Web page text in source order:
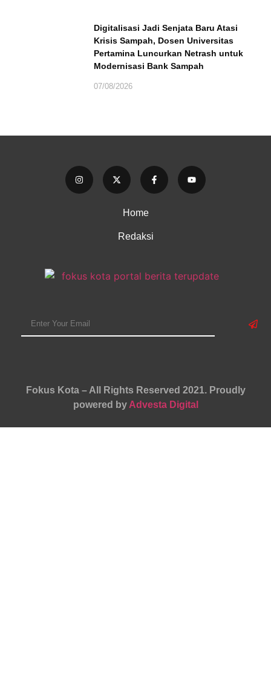
Digitalisasi Jadi Senjata Baru Atasi
Krisis Sampah, Dosen Universitas
Pertamina Luncurkan Netrash untuk
Modernisasi Bank Sampah
07/08/2026
Home
Redaksi
Fokus Kota – All Rights Reserved 2021. Proudly
powered byAdvesta Digital